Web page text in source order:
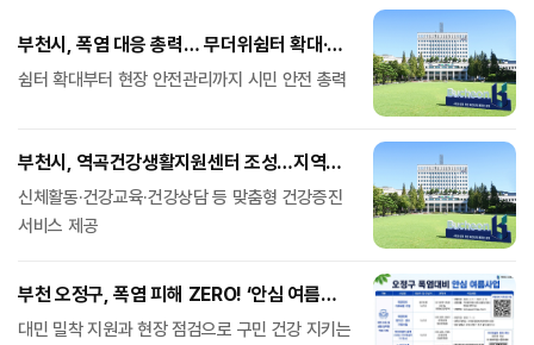
부천시, 폭염 대응 총력… 무더위쉼터 확대·
취약계층 보호 강화
쉼터 확대부터 현장 안전관리까지 시민 안전 총력
부천시, 역곡건강생활지원센터 조성…지역
건강증진 거점 마련
신체활동·건강교육·건강상담 등 맞춤형 건강증진
서비스 제공
부천 오정구, 폭염 피해 ZERO! ‘안심 여름
사업’ 전개
대민 밀착 지원과 현장 점검으로 구민 건강 지키는